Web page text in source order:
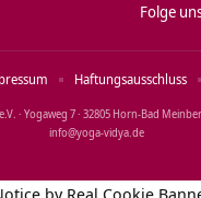
Folge
· Yogaweg 7 · 32805 Horn‑Bad
info@yoga‑vidya.de
Haftungsausschluss